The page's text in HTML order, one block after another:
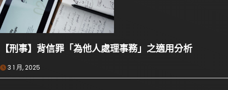
【刑事】背信罪「為他人處理事務」之適用分析
3 1 月, 2025